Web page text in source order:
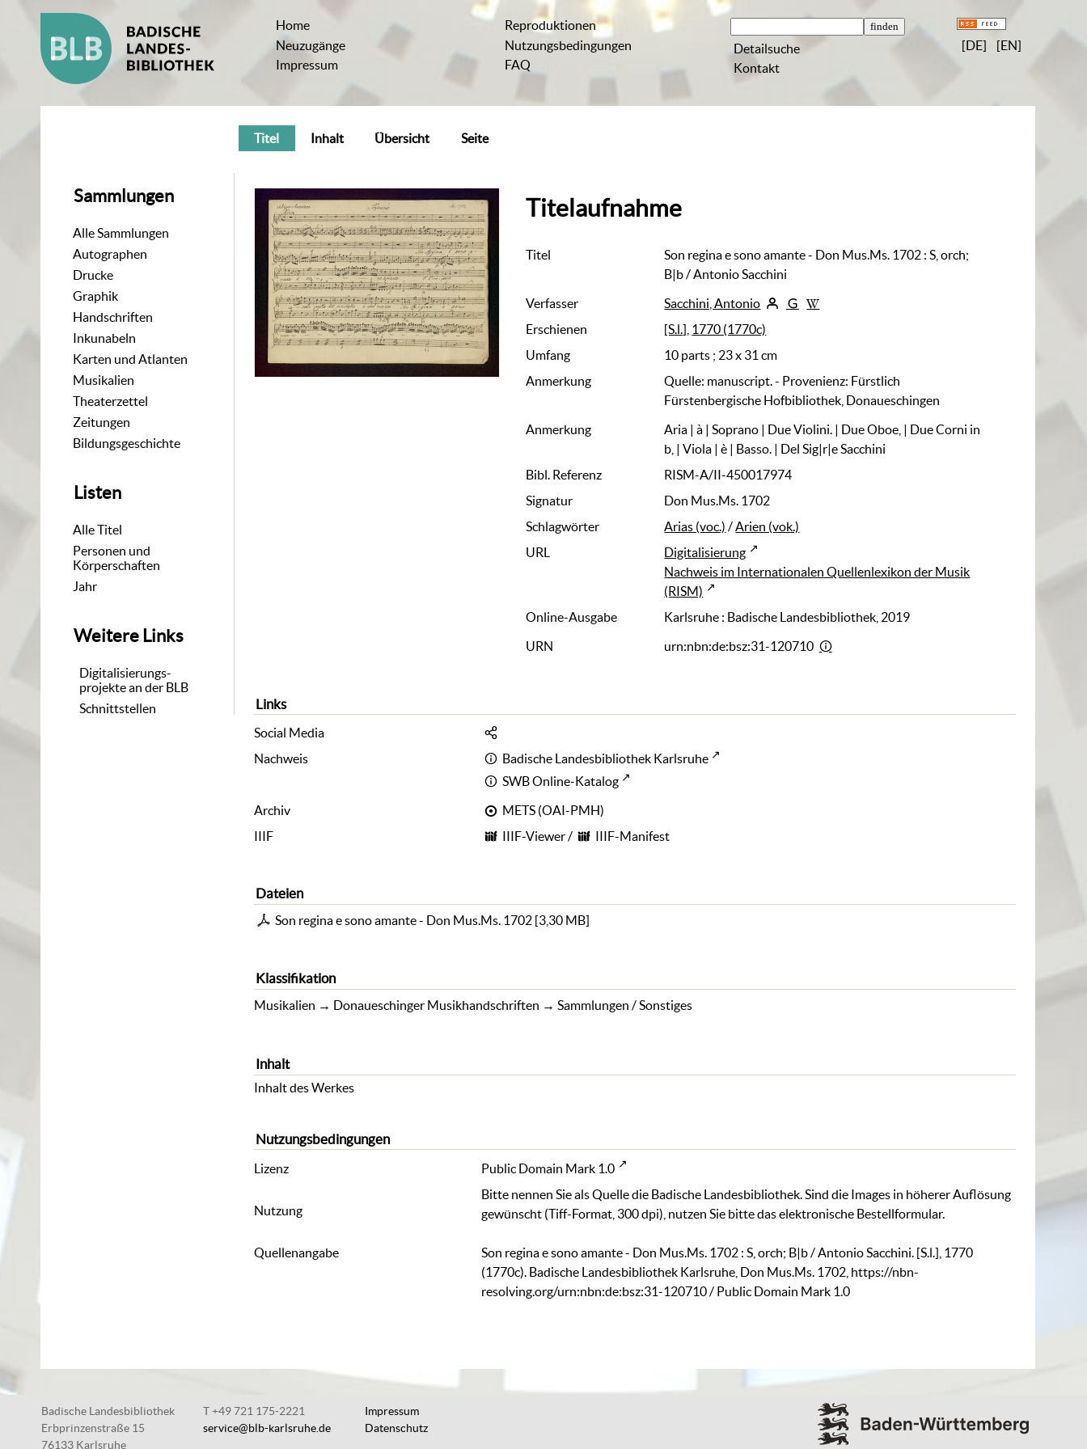
Home
Neuzugänge
Impressum
Reproduktionen
Nutzungsbedingungen
FAQ
Detailsuche
Kontakt
[DE] [EN]
Sammlungen
Alle Sammlungen
Autographen
Drucke
Graphik
Handschriften
Inkunabeln
Karten und Atlanten
Musikalien
Theaterzettel
Zeitungen
Bildungsgeschichte
Listen
Alle Titel
Personen und
Körperschaften
Jahr
Weitere Links
Digitalisierungs-
projekte an der BLB
Schnittstellen
Titel Inhalt Übersicht Seite
Titelaufnahme
Titel Son regina e sono amante - Don Mus.Ms. 1702 :S, orch;
B|b/ Antonio Sacchini
Verfasser
Sacchini, Antonio
Erschienen
[S.l.] 1770 (1770c)
Umfang
10 parts ; 23 x 31 cm
Anmerkung
Quelle: manuscript. - Provenienz: Fürstlich
Fürstenbergische Hofbibliothek, Donaueschingen
Anmerkung
Aria | à | Soprano | Due Violini. | Due Oboe, | Due Corni in
b, | Viola | è | Basso. | Del Sig|r|e Sacchini
Bibl. Referenz
RISM-A/II-450017974
Signatur
Don Mus.Ms. 1702
Schlagwörter
Arias (voc.) /Arien (vok.)
URL
Digitalisierung
Nachweis im Internationalen Quellenlexikon der Musik
(RISM)
Online-Ausgabe
Karlsruhe : Badische Landesbibliothek, 2019
URN
urn:nbn:de:bsz:31-120710
Links
Social Media
Nachweis
Badische Landesbibliothek Karlsruhe
SWB Online-Katalog
Archiv
METS (OAI-PMH)
IIIF
IIIF-Viewer/ IIIF-Manifest
Dateien
Son regina e sono amante - Don Mus.Ms. 1702[3,30 MB]
Klassifikation
Musikalien → Donaueschinger Musikhandschriften →Sammlungen / Sonstiges
Inhalt
Inhalt des Werkes
Nutzungsbedingungen
Lizenz Public Domain Mark 1.0
Nutzung
Bitte nennen Sie als Quelle die Badische Landesbibliothek. Sind die Images in höherer Auflösung
gewünscht (Tiff-Format, 300 dpi), nutzen Sie bitte daselektronische Bestellformular.
Quellenangabe
Son regina e sono amante - Don Mus.Ms. 1702 : S, orch; B|b / Antonio Sacchini. [S.l.], 1770
(1770c). Badische Landesbibliothek Karlsruhe, Don Mus.Ms. 1702 https://nbn-
resolving.org/urn:nbn:de:bsz:31-120710/ Public Domain Mark 1.0
Badische Landesbibliothek
Erbprinzenstraße 15
76133 Karlsruhe
T +49 721 175-2221
service@blb-karlsruhe.de
Impressum
Datenschutz